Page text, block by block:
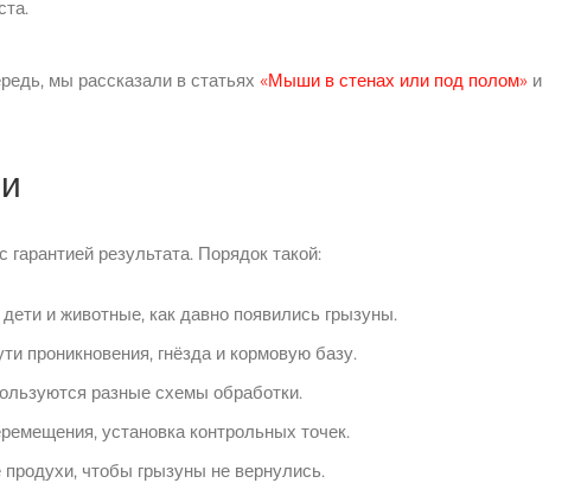
мы рассказали в статьях «Мыши в стенах или под полом» и
результата. Порядок такой:
и животные, как давно появились грызуны.
проникновения, гнёзда и кормовую базу.
разные схемы обработки.
установка контрольных точек.
чтобы грызуны не вернулись.